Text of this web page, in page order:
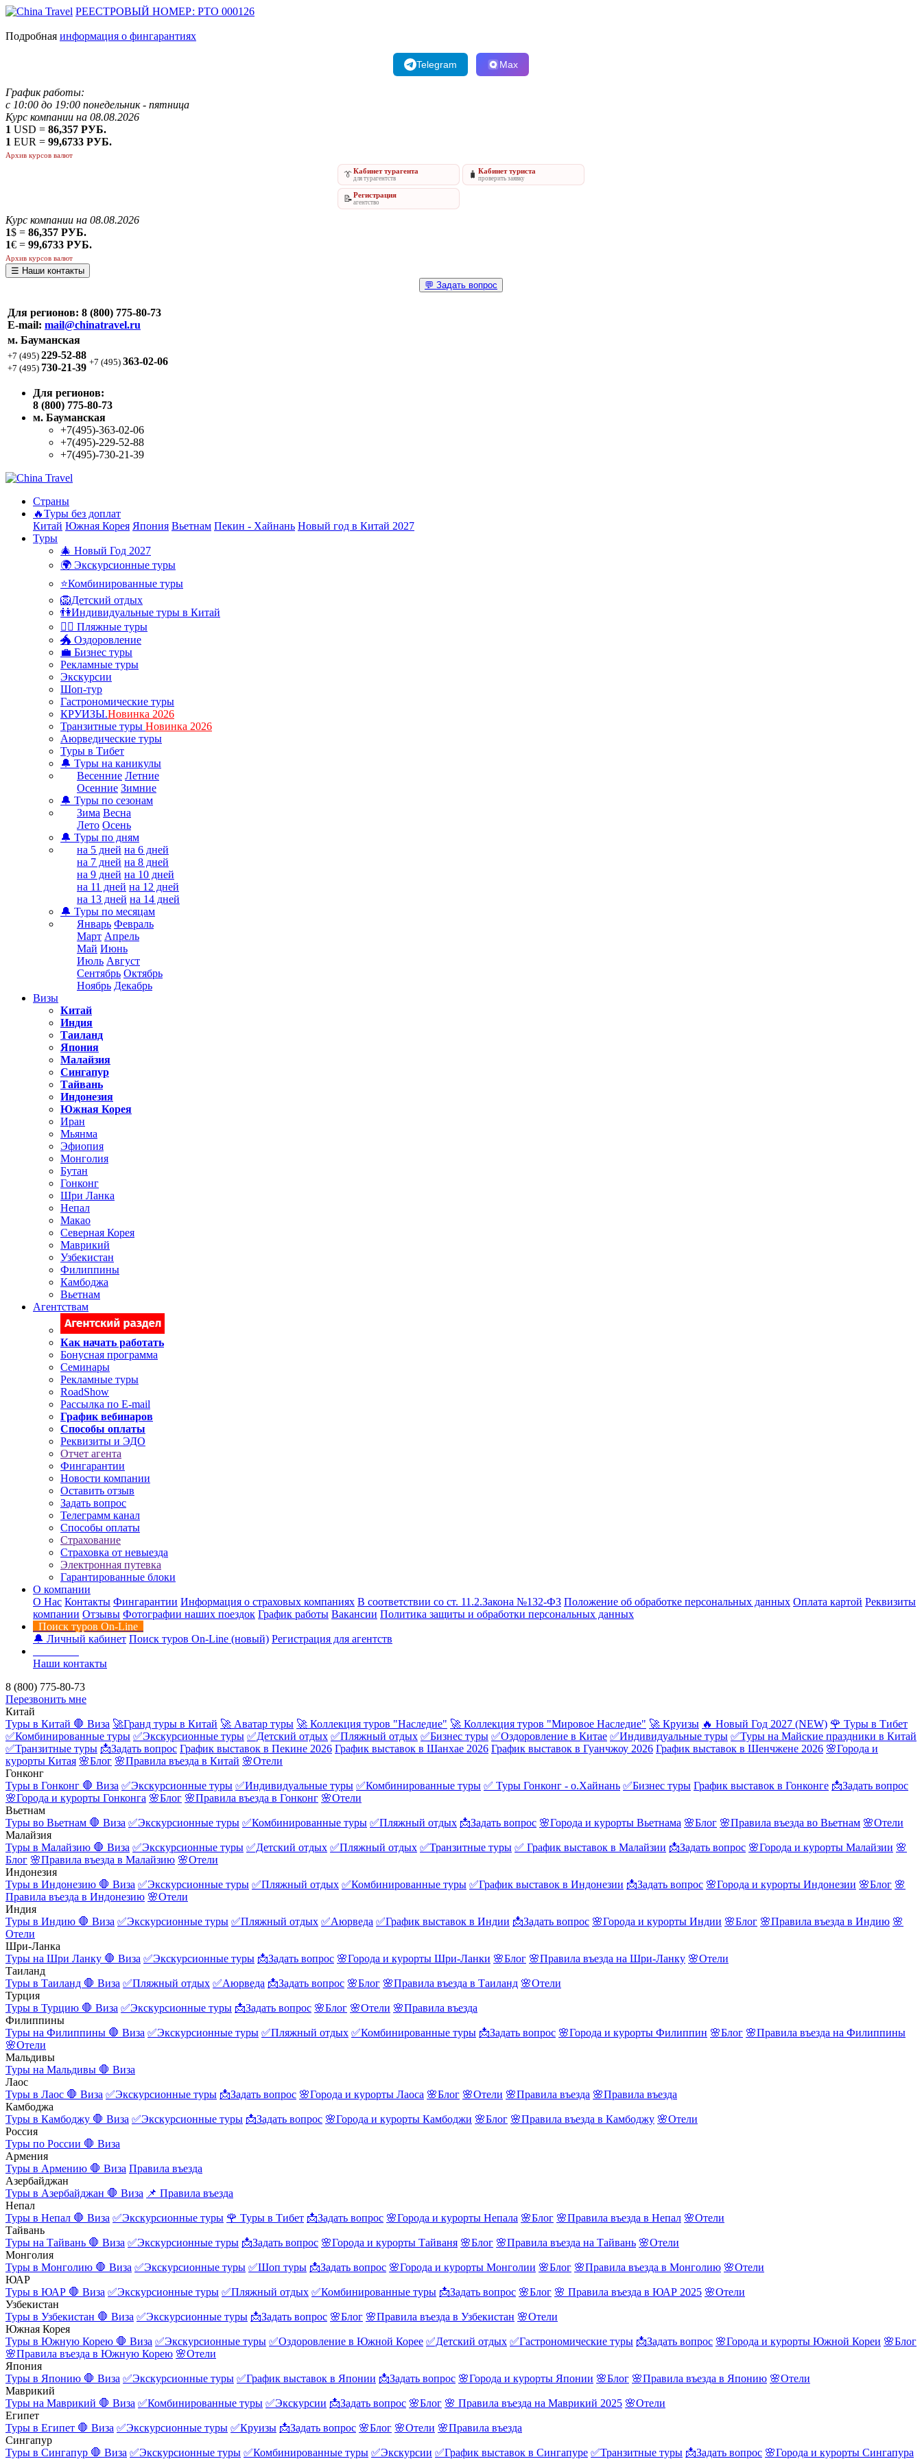
РЕЕСТРОВЫЙ НОМЕР: РТО 000126
Подробная информация о фингарантиях
Telegram Max
График работы:
с 10:00 до 19:00 понедельник - пятница
Курс компании на 08.08.2026
1 USD = 86,357 РУБ.
1 EUR = 99,6733 РУБ.
Архив курсов валют
👔Кабинет турагента
для турагентств 🧳 Кабинет туриста
проверить заявку
📝Регистрация
агентство
Курс компании на 08.08.2026
1$ = 86,357 РУБ.
1€ = 99,6733 РУБ.
Архив курсов валют
☰ Наши контакты
💬 Задать вопрос
Для регионов: 8 (800) 775-80-73
E-mail: mail@chinatravel.ru
м. Бауманская
+7 (495) 229-52-88
+7 (495) 730-21-39 +7 (495) 363-02-06
Для регионов:
8 (800) 775-80-73
м. Бауманская
+7(495)-363-02-06
+7(495)-229-52-88
+7(495)-730-21-39
Страны
🔥Туры без доплат
Китай Южная Корея Япония Вьетнам Пекин - Хайнань Новый год в Китай 2027
Туры
🎄 Новый Год 2027
🌍 Экскурсионные туры
⭐Комбинированные туры
🦁Детский отдых
👫Индивидуальные туры в Китай
🏊‍♂ Пляжные туры
🐲 Оздоровление
💼 Бизнес туры
Рекламные туры
Экскурсии
Шоп-тур
Гастрономические туры
КРУИЗЫ.Новинка 2026
Транзитные туры Новинка 2026
Аюрведические туры
Туры в Тибет
🔔 Туры на каникулы
Весенние Летние
Осенние Зимние
🔔 Туры по сезонам
Зима Весна
Лето Осень
🔔 Туры по дням
на 5 дней на 6 дней
на 7 дней на 8 дней
на 9 дней на 10 дней
на 11 дней на 12 дней
на 13 дней на 14 дней
🔔 Туры по месяцам
Январь Февраль
Март Апрель
Май Июнь
Июль Август
Сентябрь Октябрь
Ноябрь Декабрь
Визы
Китай
Индия
Таиланд
Япония
Малайзия
Сингапур
Тайвань
Индонезия
Южная Корея
Иран
Мьянма
Эфиопия
Монголия
Бутан
Гонконг
Шри Ланка
Непал
Макао
Северная Корея
Маврикий
Узбекистан
Филиппины
Камбоджа
Вьетнам
Агентствам
Как начать работать
Бонусная программа
Семинары
Рекламные туры
RoadShow
Рассылка по E-mail
График вебинаров
Способы оплаты
Реквизиты и ЭДО
Отчет агента
Фингарантии
Новости компании
Оставить отзыв
Задать вопрос
Телеграмм канал
Способы оплаты
Страхование
Страховка от невыезда
Электронная путевка
Гарантированные блоки
О компании
О Нас Контакты Фингарантии Информация о страховых компаниях В соответствии со ст. 11.2.Закона №132-ФЗ Положение об обработке персональных данных Оплата картой Реквизиты
компании Отзывы Фотографии наших поездок График работы Вакансии Политика защиты и обработки персональных данных
Поиск туров On-Line
🔔 Личный кабинет Поиск туров On-Line (новый) Регистрация для агентств
Наши контакты
8 (800) 775-80-73
Перезвонить мне
Китай
Туры в Китай 🛑 Виза 🚀Гранд туры в Китай 🚀 Аватар туры 🚀 Коллекция туров "Наследие" 🚀 Коллекция туров "Мировое Наследие" 🚀 Круизы 🔥 Новый Год 2027 (NEW) 🌹 Туры в Тибет
✅Комбинированные туры ✅Экскурсионные туры ✅Детский отдых ✅Пляжный отдых ✅Бизнес туры ✅Оздоровление в Китае ✅Индивидуальные туры ✅Туры на Майские праздники в Китай
✅Транзитные туры 📩Задать вопрос График выставок в Пекине 2026 График выставок в Шанхае 2026 График выставок в Гуанчжоу 2026 График выставок в Шенчжене 2026 🌸Города и
курорты Китая 🌸Блог 🌸Правила въезда в Китай 🌸Отели
Гонконг
Туры в Гонконг 🛑 Виза ✅Экскурсионные туры ✅Индивидуальные туры ✅Комбинированные туры ✅ Туры Гонконг - о.Хайнань ✅Бизнес туры График выставок в Гонконге 📩Задать вопрос
🌸Города и курорты Гонконга 🌸Блог 🌸Правила въезда в Гонконг 🌸Отели
Вьетнам
Туры во Вьетнам 🛑 Виза ✅Экскурсионные туры ✅Комбинированные туры ✅Пляжный отдых 📩Задать вопрос 🌸Города и курорты Вьетнама 🌸Блог 🌸Правила въезда во Вьетнам 🌸Отели
Малайзия
Туры в Малайзию 🛑 Виза ✅Экскурсионные туры ✅Детский отдых ✅Пляжный отдых ✅Транзитные туры ✅ График выставок в Малайзии 📩Задать вопрос 🌸Города и курорты Малайзии 🌸
Блог 🌸Правила въезда в Малайзию 🌸Отели
Индонезия
Туры в Индонезию 🛑 Виза ✅Экскурсионные туры ✅Пляжный отдых ✅Комбинированные туры ✅График выставок в Индонезии 📩Задать вопрос 🌸Города и курорты Индонезии 🌸Блог 🌸
Правила въезда в Индонезию 🌸Отели
Индия
Туры в Индию 🛑 Виза ✅Экскурсионные туры ✅Пляжный отдых ✅Аюрведа ✅График выставок в Индии 📩Задать вопрос 🌸Города и курорты Индии 🌸Блог 🌸Правила въезда в Индию 🌸
Отели
Шри-Ланка
Туры на Шри Ланку 🛑 Виза ✅Экскурсионные туры 📩Задать вопрос 🌸Города и курорты Шри-Ланки 🌸Блог 🌸Правила въезда на Шри-Ланку 🌸Отели
Таиланд
Туры в Таиланд 🛑 Виза ✅Пляжный отдых ✅Аюрведа 📩Задать вопрос 🌸Блог 🌸Правила въезда в Таиланд 🌸Отели
Турция
Туры в Турцию 🛑 Виза ✅Экскурсионные туры 📩Задать вопрос 🌸Блог 🌸Отели 🌸Правила въезда
Филиппины
Туры на Филиппины 🛑 Виза ✅Экскурсионные туры ✅Пляжный отдых ✅Комбинированные туры 📩Задать вопрос 🌸Города и курорты Филиппин 🌸Блог 🌸Правила въезда на Филиппины
🌸Отели
Мальдивы
Туры на Мальдивы 🛑 Виза
Лаос
Туры в Лаос 🛑 Виза ✅Экскурсионные туры 📩Задать вопрос 🌸Города и курорты Лаоса 🌸Блог 🌸Отели 🌸Правила въезда 🌸Правила въезда
Камбоджа
Туры в Камбоджу 🛑 Виза ✅Экскурсионные туры 📩Задать вопрос 🌸Города и курорты Камбоджи 🌸Блог 🌸Правила въезда в Камбоджу 🌸Отели
Россия
Туры по России 🛑 Виза
Армения
Туры в Армению 🛑 Виза Правила въезда
Азербайджан
Туры в Азербайджан 🛑 Виза 📌 Правила въезда
Непал
Туры в Непал 🛑 Виза ✅Экскурсионные туры 🌹 Туры в Тибет 📩Задать вопрос 🌸Города и курорты Непала 🌸Блог 🌸Правила въезда в Непал 🌸Отели
Тайвань
Туры на Тайвань 🛑 Виза ✅Экскурсионные туры 📩Задать вопрос 🌸Города и курорты Тайваня 🌸Блог 🌸Правила въезда на Тайвань 🌸Отели
Монголия
Туры в Монголию 🛑 Виза ✅Экскурсионные туры ✅Шоп туры 📩Задать вопрос 🌸Города и курорты Монголии 🌸Блог 🌸Правила въезда в Монголию 🌸Отели
ЮАР
Туры в ЮАР 🛑 Виза ✅Экскурсионные туры ✅Пляжный отдых ✅Комбинированные туры 📩Задать вопрос 🌸Блог 🌸 Правила въезда в ЮАР 2025 🌸Отели
Узбекистан
Туры в Узбекистан 🛑 Виза ✅Экскурсионные туры 📩Задать вопрос 🌸Блог 🌸Правила въезда в Узбекистан 🌸Отели
Южная Корея
Туры в Южную Корею 🛑 Виза ✅Экскурсионные туры ✅Оздоровление в Южной Корее ✅Детский отдых ✅Гастрономические туры 📩Задать вопрос 🌸Города и курорты Южной Кореи 🌸Блог
🌸Правила въезда в Южную Корею 🌸Отели
Япония
Туры в Японию 🛑 Виза ✅Экскурсионные туры ✅График выставок в Японии 📩Задать вопрос 🌸Города и курорты Японии 🌸Блог 🌸Правила въезда в Японию 🌸Отели
Маврикий
Туры на Маврикий 🛑 Виза ✅Комбинированные туры ✅Экскурсии 📩Задать вопрос 🌸Блог 🌸 Правила въезда на Маврикий 2025 🌸Отели
Египет
Туры в Египет 🛑 Виза ✅Экскурсионные туры ✅Круизы 📩Задать вопрос 🌸Блог 🌸Отели 🌸Правила въезда
Сингапур
Туры в Сингапур 🛑 Виза ✅Экскурсионные туры ✅Комбинированные туры ✅Экскурсии ✅График выставок в Сингапуре ✅Транзитные туры 📩Задать вопрос 🌸Города и курорты Сингапура